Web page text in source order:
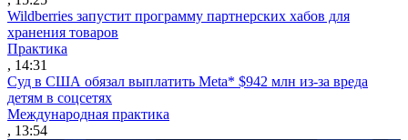
Wildberries запустит программу партнерских хабов для
хранения товаров
Практика
, 14:31
Суд в США обязал выплатить Meta* $942 млн из-за вреда
детям в соцсетях
Международная практика
, 13:54